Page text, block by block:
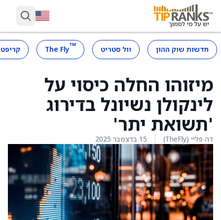
חדשות שוק ההון וול סטריט ™
The Fly
מיזוהו החלה כיסוי על
לינקולן נשיונל בדירוג
'תשואת יתר'
דה פליי (TheFly) 15 בדצמבר 2025